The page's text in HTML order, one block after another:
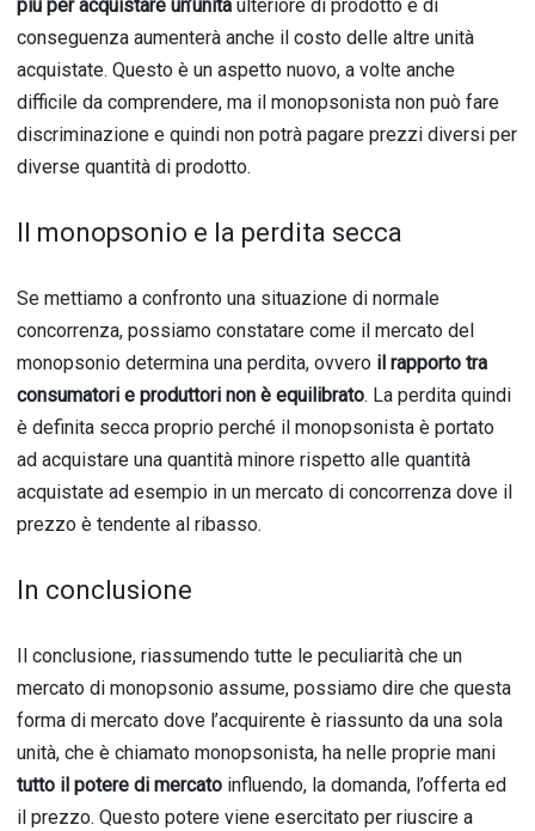
più per acquistare un’unità ulteriore di prodotto e di
conseguenza aumenterà anche il costo delle altre unità
acquistate. Questo è un aspetto nuovo, a volte anche
difficile da comprendere, ma il monopsonista non può fare
discriminazione e quindi non potrà pagare prezzi diversi per
diverse quantità di prodotto.
Il monopsonio e la perdita secca
Se mettiamo a confronto una situazione di normale
concorrenza, possiamo constatare come il mercato del
monopsonio determina una perdita, ovvero il rapporto tra
consumatori e produttori non è equilibrato. La perdita quindi
è definita secca proprio perché il monopsonista è portato
ad acquistare una quantità minore rispetto alle quantità
acquistate ad esempio in un mercato di concorrenza dove il
prezzo è tendente al ribasso.
In conclusione
Il conclusione, riassumendo tutte le peculiarità che un
mercato di monopsonio assume, possiamo dire che questa
forma di mercato dove l’acquirente è riassunto da una sola
unità, che è chiamato monopsonista, ha nelle proprie mani
tutto il potere di mercato influendo, la domanda, l’offerta ed
il prezzo. Questo potere viene esercitato per riuscire a